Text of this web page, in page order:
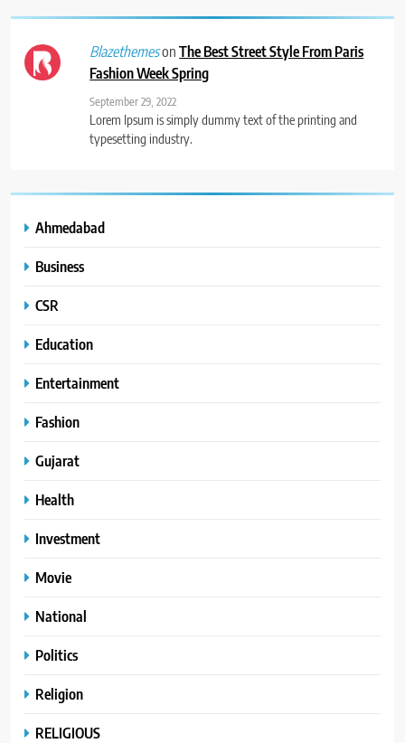
BlazethemesonThe Best Street Style From Paris
Fashion Week Spring
September 29, 2022
Lorem Ipsum is simply dummy text of the printing and
typesetting industry.
Ahmedabad
Business
CSR
Education
Entertainment
Fashion
Gujarat
Health
Investment
Movie
National
Politics
Religion
RELIGIOUS